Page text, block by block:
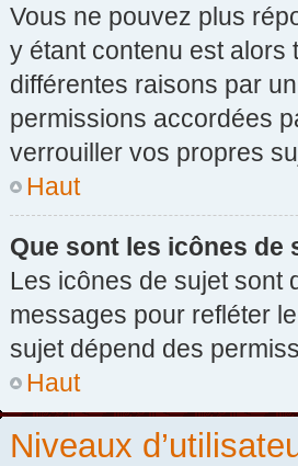
Vous ne pouvez plus
y étant contenu est alors
différentes raisons par
permissions accordées
verrouiller vos propres
Haut
Que sont les icônes de
Les icônes de sujet sont
messages pour refléter
sujet dépend des
Haut
Niveaux